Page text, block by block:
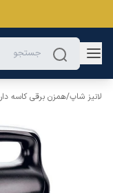
لانیز شاپ/همزن برقی کاسه دار